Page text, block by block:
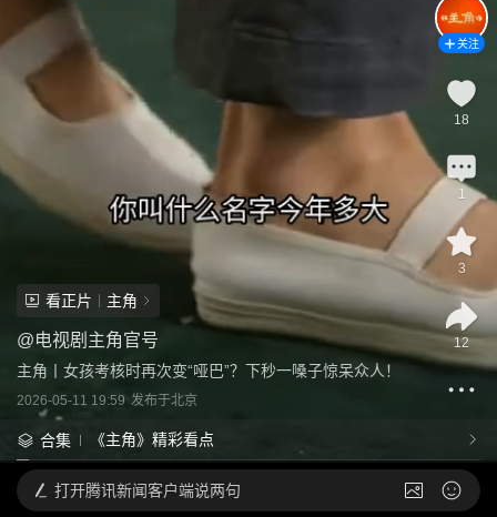
看正片 主角
@电视剧主角官号
主角丨女孩考核时再次变“哑巴”？下秒一嗓子惊呆众人！
2026-05-11 19:59 发布于北京
合集 《主角》精彩看点
关注
18
1
3
12
打开腾讯新闻客户端说两句